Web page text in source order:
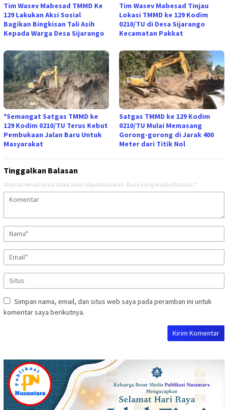
Tim Wasev Mabesad TMMD Ke
129 Lakukan Aksi Sosial
Bagikan Bingkisan Tali Asih
Kepada Warga Desa Sijarango
Tim Wasev Mabesad Tinjau
Lokasi TMMD ke 129 Kodim
0210/TU di Desa Sijarango
Kecamatan Pakkat
*Semangat Satgas TMMD ke
129 Kodim 0210/TU Terus Kebut
Pembukaan Jalan Baru Untuk
Masyarakat
Satgas TMMD ke 129 Kodim
0210/TU Mulai Memasang
Gorong-gorong di Jarak 400
Meter dari Titik Nol
Tinggalkan Balasan
Alamat email Anda tidak akan dipublikasikan. Ruas yang wajib ditandai *
Simpan nama, email, dan situs web saya pada peramban ini untuk
komentar saya berikutnya.